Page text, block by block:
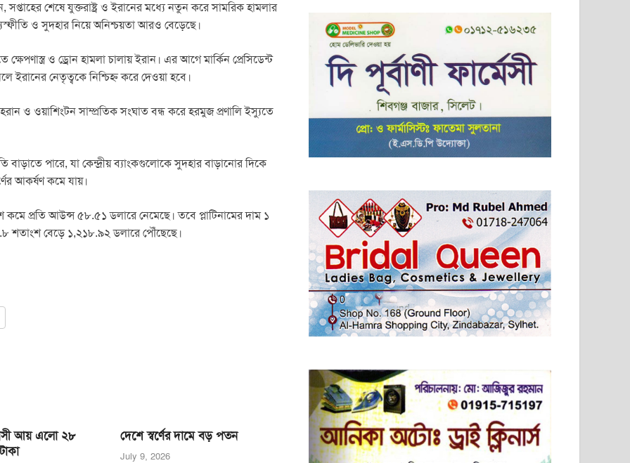
সপ্তাহের শেষে যুক্তরাষ্ট্র ও ইরানের মধ্যে নতুন করে সামরিক হামলার
ও সুদহার নিয়ে অনিশ্চয়তা আরও বেড়েছে।
ও ড্রোন হামলা চালায় ইরান। এর আগে মার্কিন প্রেসিডেন্ট
ইরানের নেতৃত্বকে নিশ্চিহ্ন করে দেওয়া হবে।
ও ওয়াশিংটন সাম্প্রতিক সংঘাত বন্ধ করে হরমুজ প্রণালি ইস্যুতে
পারে, যা কেন্দ্রীয় ব্যাংকগুলোকে সুদহার বাড়ানোর দিকে
আকর্ষণ কমে যায়।
কমে প্রতি আউন্স ৫৮.৫১ ডলারে নেমেছে। তবে প্লাটিনামের দাম ১
শতাংশ বেড়ে ১,২১৮.৯২ ডলারে পৌঁছেছে।
আয় এলো ২৮
দেশে স্বর্ণের দামে বড় পতন
July 9, 2026